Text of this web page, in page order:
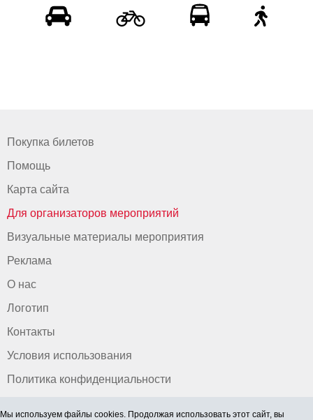
Покупка билетов
Помощь
Карта сайта
Для организаторов мероприятий
Визуальные материалы мероприятия
Реклама
О нас
Логотип
Контакты
Условия использования
Политика конфиденциальности
Мы используем файлы cookies. Продолжая использовать этот сайт, вы